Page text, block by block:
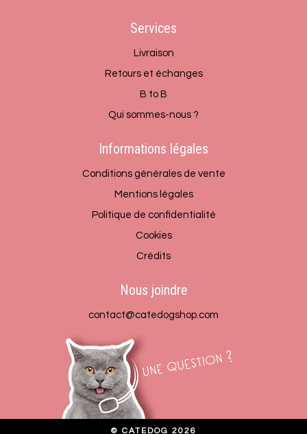
Services
Livraison
Retours et échanges
B to B
Qui sommes-nous ?
Informations légales
Conditions générales de vente
Mentions légales
Politique de confidentialité
Cookies
Crédits
Nous joindre
contact@catedogshop.com
© CATEDOG 2026